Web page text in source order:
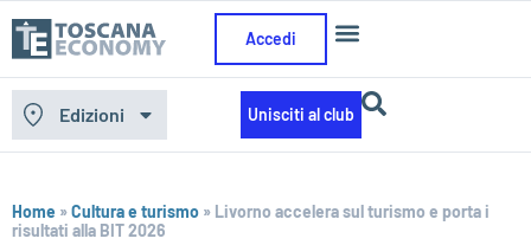
Accedi
Edizioni Unisciti al club
Home »Cultura e turismo » Livorno accelera sul turismo e porta i
risultati alla BIT 2026